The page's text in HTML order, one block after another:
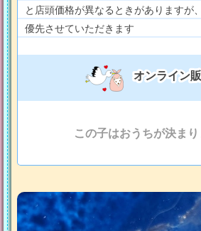
と店頭価格が異なるときがありますが
優先させていただきます
オンライン
この子はおうちが決まり